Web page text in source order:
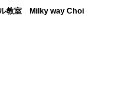
教室 Milky way Choi